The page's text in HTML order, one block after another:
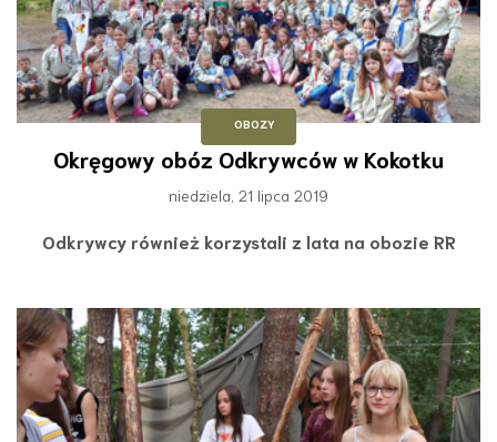
OBOZY
Okręgowy obóz Odkrywców w Kokotku
niedziela, 21 lipca 2019
Odkrywcy również korzystali z lata na obozie RR